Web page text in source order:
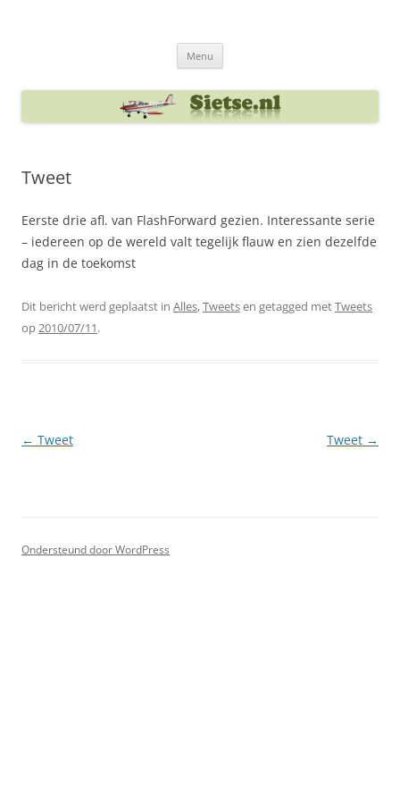
Menu
Tweet
Eerste drie afl. van FlashForward gezien. Interessante serie
– iedereen op de wereld valt tegelijk flauw en zien dezelfde
dag in de toekomst
Dit bericht werd geplaatst in Alles,Tweetsen getagged metTweets
op2010/07/11.
Berichtnavigatie
← Tweet Tweet →
Ondersteund door WordPress